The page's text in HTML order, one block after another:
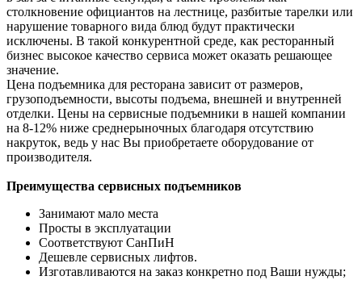
столкновение официантов на лестнице, разбитые тарелки или
нарушение товарного вида блюд будут практически
исключены. В такой конкурентной среде, как ресторанный
бизнес высокое качество сервиса может оказать решающее
значение.
Цена подъемника для ресторана зависит от размеров,
грузоподъемности, высоты подъема, внешней и внутренней
отделки. Цены на сервисные подъемники в нашей компании
на 8-12% ниже среднерыночных благодаря отсутствию
накруток, ведь у нас Вы приобретаете оборудование от
производителя.
Преимущества сервисных подъемников
Занимают мало места
Просты в эксплуатации
Соответствуют СанПиН
Дешевле сервисных лифтов.
Изготавливаются на заказ конкретно под Ваши нужды;